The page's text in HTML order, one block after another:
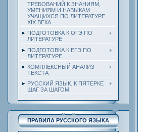
ТРЕБОВАНИЙ К ЗНАНИЯМ,
УМЕНИЯМ И НАВЫКАМ
УЧАЩИХСЯ ПО ЛИТЕРАТУРЕ
ХIХ ВЕКА
ПОДГОТОВКА К ОГЭ ПО
ЛИТЕРАТУРЕ
ПОДГОТОВКА К ЕГЭ ПО
ЛИТЕРАТУРЕ
КОМПЛЕКСНЫЙ АНАЛИЗ
ТЕКСТА
РУССКИЙ ЯЗЫК. К ПЯТЕРКЕ
ШАГ ЗА ШАГОМ
ПРАВИЛА РУССКОГО ЯЗЫКА